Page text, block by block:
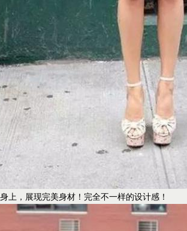
上，展现完美身材！完全不一样的设计感！